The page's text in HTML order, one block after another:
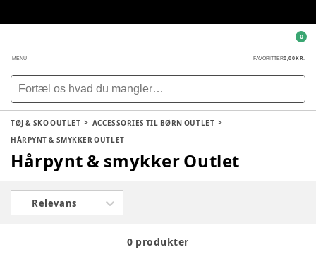
MENU FAVORITTER0,00 KR.
0
TØJ & SKO OUTLET
ACCESSORIES TIL BØRN OUTLET
HÅRPYNT & SMYKKER OUTLET
Hårpynt & smykker Outlet
Relevans
0 produkter